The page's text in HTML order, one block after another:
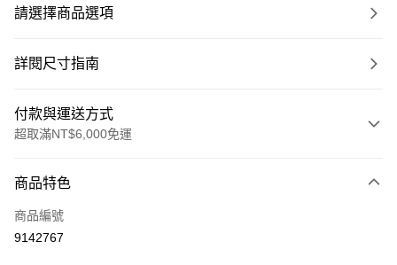
請選擇商品選項
詳閱尺寸指南
付款與運送方式
超取滿NT$6,000免運
信用卡一次付款
超商取貨付款
商品特色
商品編號
9142767